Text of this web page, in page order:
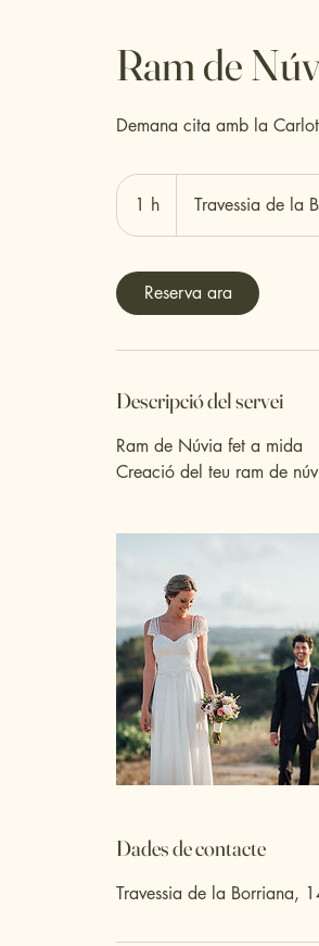
Ram de
Demana cita amb la
1 h Travessia de la
Reserva ara
Descripció del servei
Ram de Núvia fet a mida
Creació del teu ram de
Dades de contacte
Travessia de la Borriana,